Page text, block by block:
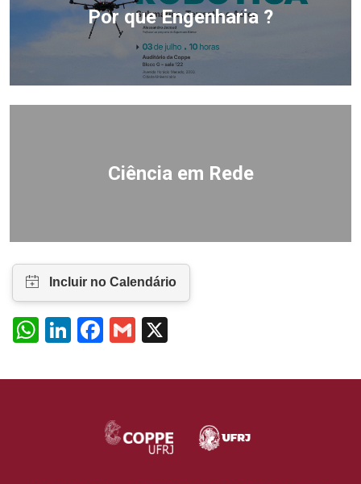
Por que Engenharia ?
Ciência em Rede
WhatsApp
LinkedIn
Facebook
Gmail